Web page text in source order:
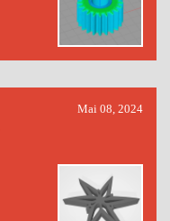
Mai 08, 2024